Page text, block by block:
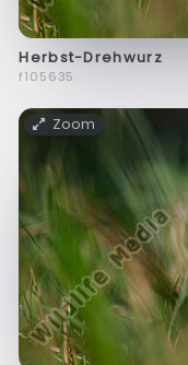
Herbst-Drehwurz
f105635
Zoom